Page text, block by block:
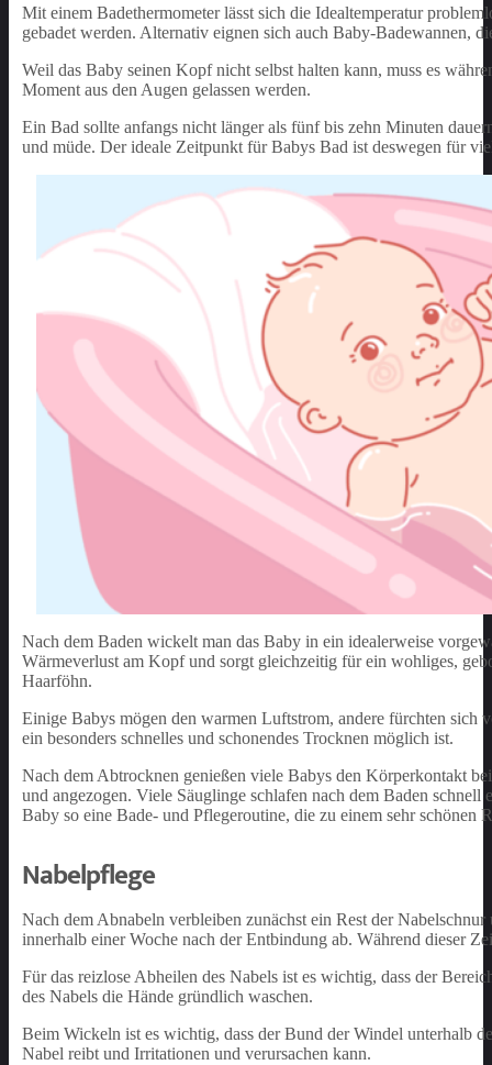
Mit einem Badethermometer lässt sich die Idealtemperatur
gebadet werden. Alternativ eignen sich auch Baby-Badewannen,
Weil das Baby seinen Kopf nicht selbst halten kann, muss es
Moment aus den Augen gelassen werden.
Ein Bad sollte anfangs nicht länger als fünf bis zehn Minuten
und müde. Der ideale Zeitpunkt für Babys Bad ist deswegen für
Nach dem Baden wickelt man das Baby in ein idealerweise
Wärmeverlust am Kopf und sorgt gleichzeitig für ein wohliges,
Haarföhn.
Einige Babys mögen den warmen Luftstrom, andere fürchten sich
ein besonders schnelles und schonendes Trocknen möglich ist.
Nach dem Abtrocknen genießen viele Babys den Körperkontakt
und angezogen. Viele Säuglinge schlafen nach dem Baden
Baby so eine Bade- und Pflegeroutine, die zu einem sehr schönen
Nabelpflege
Nach dem Abnabeln verbleiben zunächst ein Rest der
innerhalb einer Woche nach der Entbindung ab. Während dieser
Für das reizlose Abheilen des Nabels ist es wichtig, dass der
des Nabels die Hände gründlich waschen.
Beim Wickeln ist es wichtig, dass der Bund der Windel unterhalb
Nabel reibt und Irritationen und verursachen kann.